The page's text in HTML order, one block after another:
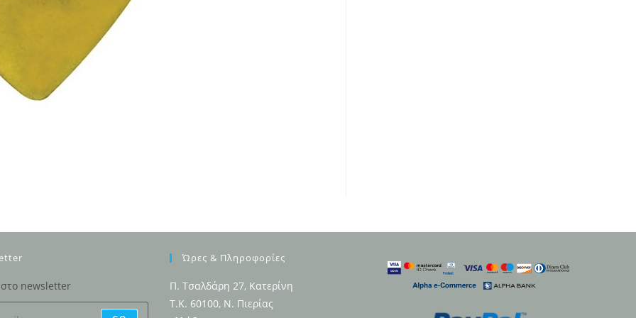
newsletter
Ώρες & Πληροφορίες
Π. Τσαλδάρη 27, Κατερίνη
Τ.Κ. 60100, Ν. Πιερίας